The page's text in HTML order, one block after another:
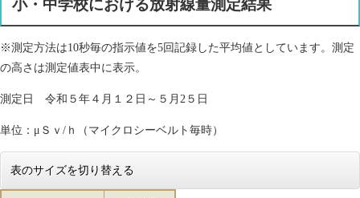
小・中学校における放射線量測定結果
※測定方法は10秒毎の指示値を5回記録した平均値としています。測定
の高さは測定値表中に表示。
測定日 令和５年４月１２日～５月2５日
単位：μＳｖ/ｈ（マイクロシーベルト毎時）
表のサイズを切り替える